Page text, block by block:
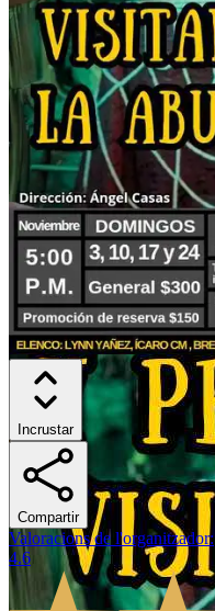
Incrustar
Compartir
Valoracions de l'organitzador:
4.6